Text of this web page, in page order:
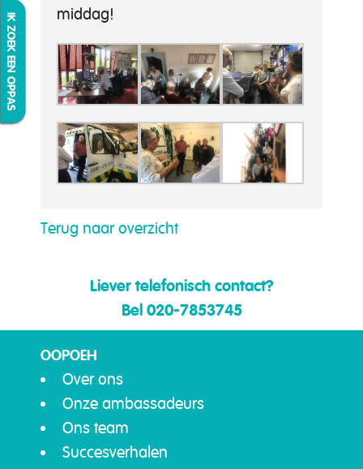
IK ZOEK EEN OPPAS
middag!
Terug naar overzicht
Liever telefonisch contact?
Bel 020-7853745
OOPOEH
Over ons
Onze ambassadeurs
Ons team
Succesverhalen